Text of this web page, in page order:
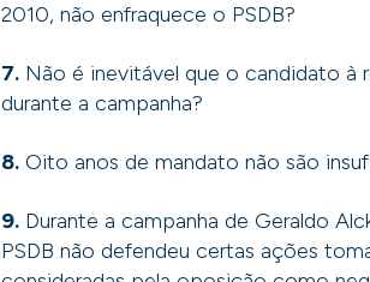
2010, não enfraquece o PSDB?
7. Não é inevitável que o candidato à
durante a campanha?
8. Oito anos de mandato não são
9. Durante a campanha de Geraldo
PSDB não defendeu certas ações